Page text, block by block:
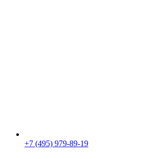
+7 (495) 979-89-19